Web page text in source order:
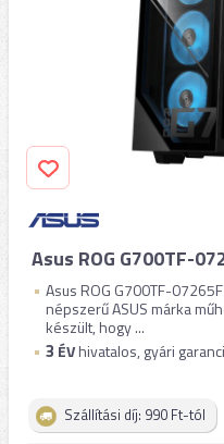
Asus ROG G700TF-
Asus ROG G700TF-
népszerű ASUS márka
készült, hogy ...
3 ÉVhivatalos, gyári
Szállítási díj: 990 Ft-tól